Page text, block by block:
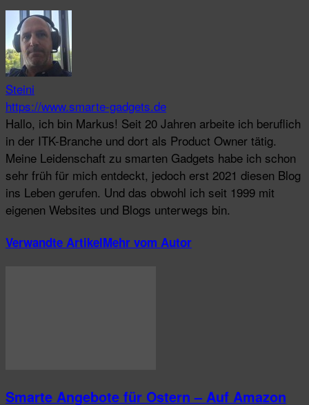
Steini
https://www.smarte-gadgets.de
Hallo, ich bin Markus! Seit 20 Jahren arbeite ich beruflich
in der ITK-Branche und dort als Product Owner tätig.
Meine Leidenschaft zu smarten Gadgets habe ich schon
sehr früh für mich entdeckt, jedoch erst 2021 diesen Blog
ins Leben gerufen. Und das obwohl ich seit 1999 mit
eigenen Websites und Blogs unterwegs bin.
Verwandte ArtikelMehr vom Autor
Smarte Angebote für Ostern – Auf Amazon